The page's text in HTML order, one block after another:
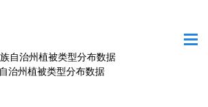
年青海省玉树藏族自治州植被类型分布数据
治州植被类型分布数据